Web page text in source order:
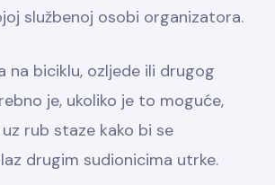
službenoj osobi organizatora.
na biciklu, ozljede ili drugog
je, ukoliko je to moguće,
rub staze kako bi se
drugim sudionicima utrke.